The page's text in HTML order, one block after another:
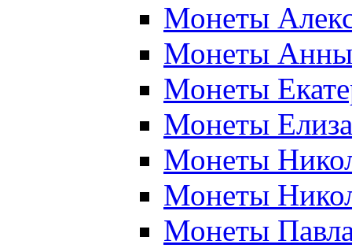
Монеты
Монеты Анны
Монеты
Монеты
Монеты
Монеты
Монеты